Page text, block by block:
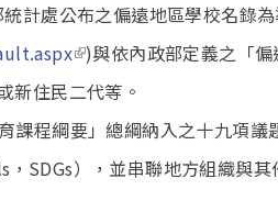
計處公布之偏遠地區學校名錄
(link is external)
)與依內政部定義之「
新住民二代等。
課程綱要」總綱納入之十九項議
SDGs），並串聯地方組織與其